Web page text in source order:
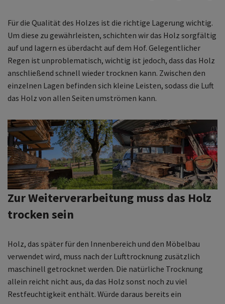
Für die Qualität des Holzes ist die richtige Lagerung wichtig.
Um diese zu gewährleisten, schichten wir das Holz sorgfältig
auf und lagern es überdacht auf dem Hof. Gelegentlicher
Regen ist unproblematisch, wichtig ist jedoch, dass das Holz
anschließend schnell wieder trocknen kann. Zwischen den
einzelnen Lagen befinden sich kleine Leisten, sodass die Luft
das Holz von allen Seiten umströmen kann.
Zur Weiterverarbeitung muss das Holz
trocken sein
Holz, das später für den Innenbereich und den Möbelbau
verwendet wird, muss nach der Lufttrocknung zusätzlich
maschinell getrocknet werden. Die natürliche Trocknung
allein reicht nicht aus, da das Holz sonst noch zu viel
Restfeuchtigkeit enthält. Würde daraus bereits ein